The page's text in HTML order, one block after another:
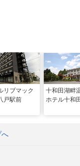
リブマック
戸駅前
十和田湖
ホテル十和
へ